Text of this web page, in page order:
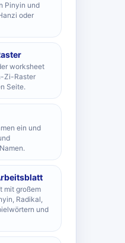
Pinyin und
oder
worksheet
Zi-Raster
Seite.
ein und
mit großem
Radikal,
und